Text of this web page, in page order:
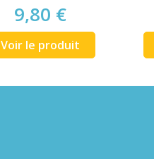
9,80 €
Voir le produit